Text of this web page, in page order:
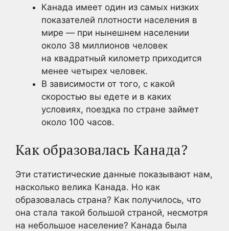
Канада имеет один из самых низких
показателей плотности населения в
мире — при нынешнем населении
около 38 миллионов человек
на квадратный километр приходится
менее четырех человек.
В зависимости от того, с какой
скоростью вы едете и в каких
условиях, поездка по стране займет
около 100 часов.
Как образовалась Канада?
Эти статистические данные показывают нам,
насколько велика Канада. Но как
образовалась страна? Как получилось, что
она стала такой большой страной, несмотря
на небольшое население? Канада была